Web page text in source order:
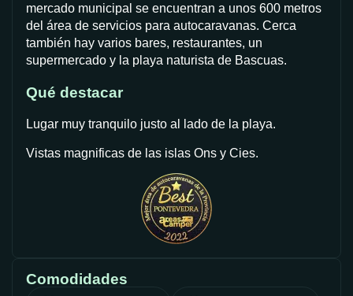
mercado municipal se encuentran a unos 600 metros
del área de servicios para autocaravanas. Cerca
también hay varios bares, restaurantes, un
supermercado y la playa naturista de Bascuas.
Qué destacar
Lugar muy tranquilo justo al lado de la playa.
Vistas magnificas de las islas Ons y Cies.
Comodidades